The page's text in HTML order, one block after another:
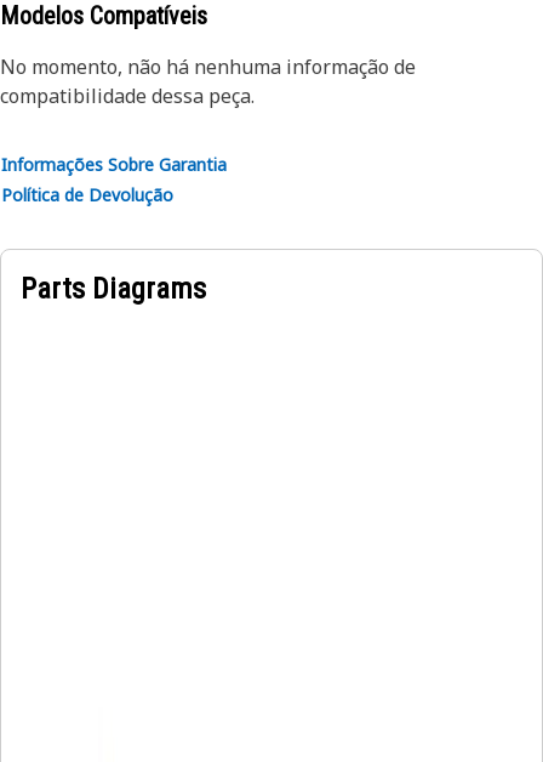
Modelos Compatíveis
No momento, não há nenhuma informação de
compatibilidade dessa peça.
Informações Sobre Garantia
Política de Devolução
Parts Diagrams